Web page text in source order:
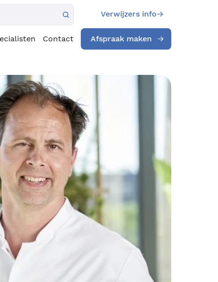
Verwijzers info
Contact Afspraak maken